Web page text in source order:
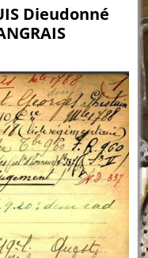
Dieudonné